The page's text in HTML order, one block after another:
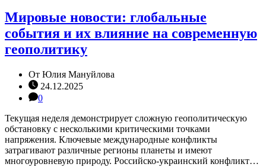
Мировые новости: глобальные
события и их влияние на современную
геополитику
От Юлия Мануйлова
24.12.2025
0
Текущая неделя демонстрирует сложную геополитическую
обстановку с несколькими критическими точками
напряжения. Ключевые международные конфликты
затрагивают различные регионы планеты и имеют
многоуровневую природу. Российско-украинский конфликт…